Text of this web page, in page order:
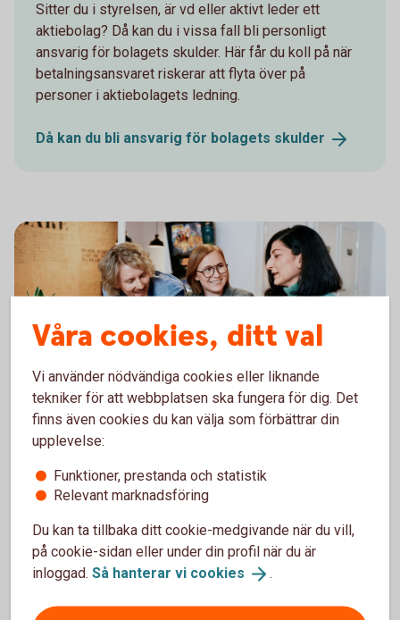
Sitter du i styrelsen, är vd eller aktivt leder ett
aktiebolag? Då kan du i vissa fall bli personligt
ansvarig för bolagets skulder. Här får du koll på när
betalningsansvaret riskerar att flyta över på
personer i aktiebolagets ledning.
Då kan du bli ansvarig för bolagets skulder
Få hjälp med det juridiska
Boka tid för rådgivning och få hjälp i olika
situationer, till exempel starta, äga och överlåta
Gör en behovsanalys för att se vilka avtal ert
företag behöver.
Skriv företagsavtal själva online eller
Våra cookies, ditt val
Vi använder nödvändiga cookies eller liknande
tekniker för att webbplatsen ska fungera för dig. Det
finns även cookies du kan välja som förbättrar din
upplevelse:
Funktioner, prestanda och statistik
Relevant marknadsföring
Du kan ta tillbaka ditt cookie-medgivande när du vill,
på cookie-sidan eller under din profil när du är
inloggad. Så hanterar vi cookies .